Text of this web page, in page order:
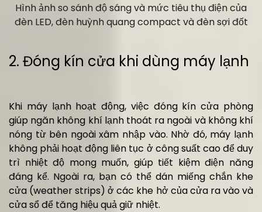
Hình ảnh so sánh độ sáng và mức tiêu thụ điện của
đèn LED, đèn huỳnh quang compact và đèn sợi đốt
2. Đóng kín cửa khi dùng máy lạnh
Khi máy lạnh hoạt động, việc đóng kín cửa phòng
giúp ngăn không khí lạnh thoát ra ngoài và không khí
nóng từ bên ngoài xâm nhập vào. Nhờ đó, máy lạnh
không phải hoạt động liên tục ở công suất cao để duy
trì nhiệt độ mong muốn, giúp tiết kiệm điện năng
đáng kể. Ngoài ra, bạn có thể dán miếng chắn khe
cửa (weather strips) ở các khe hở của cửa ra vào và
cửa sổ để tăng hiệu quả giữ nhiệt.